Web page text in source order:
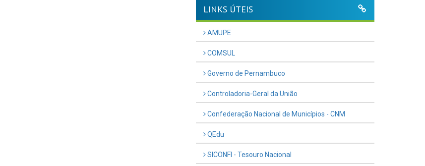
LINKS ÚTEIS
AMUPE
COMSUL
Governo de Pernambuco
Controladoria-Geral da União
Confederação Nacional de Municípios - CNM
QEdu
SICONFI - Tesouro Nacional